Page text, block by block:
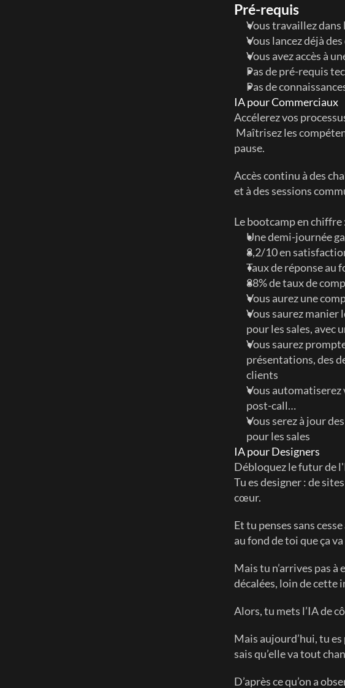
Pré-requis
Vous travaillez
Vous lancez déjà
Vous avez accès à
Pas de pré-requis
Pas de
IA pour Commerciaux
Accélerez vos
pause.
Accès continu à des
et à des sessions
Le bootcamp en chiffre
Une demi-journée
8,2/10 en
Taux de réponse au
88% de taux de
Vous aurez une
Vous saurez manier
pour les sales, avec
Vous saurez
présentations, des
clients
Vous
post-call…
Vous serez à jour
pour les sales
IA pour Designers
Débloquez le futur de
Tu es designer : de
cœur.
Et tu penses sans
au fond de toi que ça
Mais tu n’arrives pas
décalées, loin de cette
Alors, tu mets l’IA de
Mais aujourd’hui, tu
sais qu’elle va tout
D’après ce qu’on a